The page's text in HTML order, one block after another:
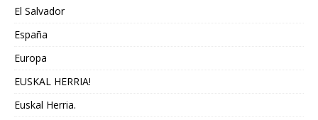
El Salvador
España
Europa
EUSKAL HERRIA!
Euskal Herria.